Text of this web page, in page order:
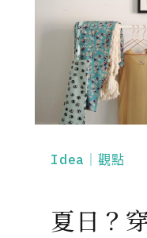
Idea｜觀點
夏日？